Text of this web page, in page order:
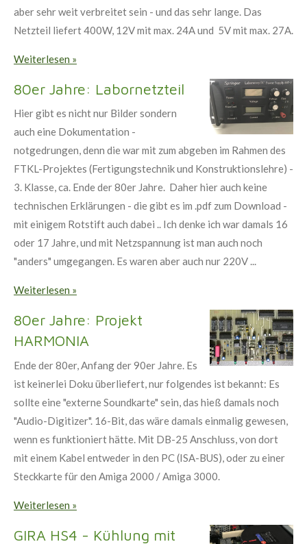
aber sehr weit verbreitet sein - und das sehr lange. Das
Netzteil liefert 400W, 12V mit max. 24A und 5V mit max. 27A.
Weiterlesen »
80er Jahre: Labornetzteil
Hier gibt es nicht nur Bilder sondern
auch eine Dokumentation -
notgedrungen, denn die war mit zum abgeben im Rahmen des
FTKL-Projektes (Fertigungstechnik und Konstruktionslehre) -
3. Klasse, ca. Ende der 80er Jahre. Daher hier auch keine
technischen Erklärungen - die gibt es im .pdf zum Download -
mit einigem Rotstift auch dabei .. Ich denke ich war damals 16
oder 17 Jahre, und mit Netzspannung ist man auch noch
"anders" umgegangen. Es waren aber auch nur 220V ...
Weiterlesen »
80er Jahre: Projekt
HARMONIA
Ende der 80er, Anfang der 90er Jahre. Es
ist keinerlei Doku überliefert, nur folgendes ist bekannt: Es
sollte eine "externe Soundkarte" sein, das hieß damals noch
"Audio-Digitizer". 16-Bit, das wäre damals einmalig gewesen,
wenn es funktioniert hätte. Mit DB-25 Anschluss, von dort
mit einem Kabel entweder in den PC (ISA-BUS), oder zu einer
Steckkarte für den Amiga 2000 / Amiga 3000.
Weiterlesen »
GIRA HS4 - Kühlung mit